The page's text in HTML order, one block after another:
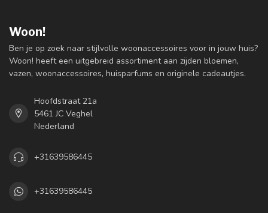
Woon!
Ben je op zoek naar stijlvolle woonaccessoires voor in jouw huis?
Woon! heeft een uitgebreid assortiment aan zijden bloemen,
vazen, woonaccessoires, huisparfums en originele cadeautjes.
Hoofdstraat 21a
5461 JC Veghel
Nederland
+31639586445
+31639586445